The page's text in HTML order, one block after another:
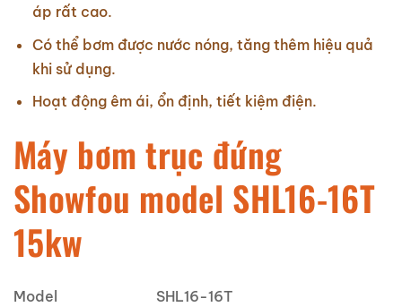
áp rất cao.
Có thể bơm được nước nóng, tăng thêm hiệu quả
khi sử dụng.
Hoạt động êm ái, ổn định, tiết kiệm điện.
Máy bơm trục đứng
Showfou model SHL16-16T
15kw
Model
SHL16-16T